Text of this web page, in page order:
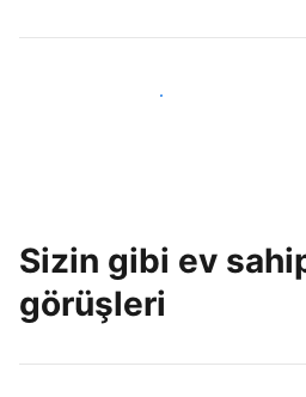
Hemen yeni konuklara ulaş
Sizin gibi ev
görüşleri